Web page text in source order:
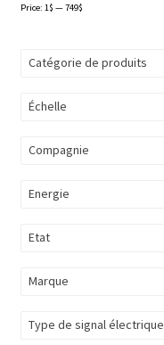
Price: 1$ —749$
Catégorie de produits
Échelle
Compagnie
Energie
Etat
Marque
Type de signal électrique